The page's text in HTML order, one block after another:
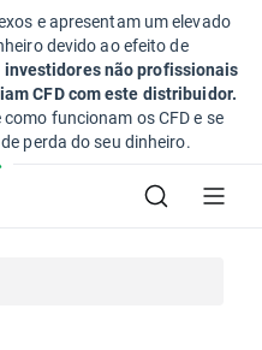
e apresentam um elevado
devido ao efeito de
investidores não profissionais
CFD com este distribuidor.
funcionam os CFD e se
perda do seu dinheiro.